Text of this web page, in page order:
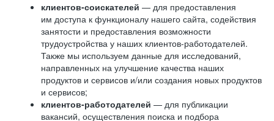
клиентов-соискателей — для предоставления
им доступа к функционалу нашего сайта, содействия
занятости и предоставления возможности
трудоустройства у наших клиентов-работодателей.
Также мы используем данные для исследований,
направленных на улучшение качества наших
продуктов и сервисов и/или создания новых продуктов
и сервисов;
клиентов-работодателей — для публикации
вакансий, осуществления поиска и подбора